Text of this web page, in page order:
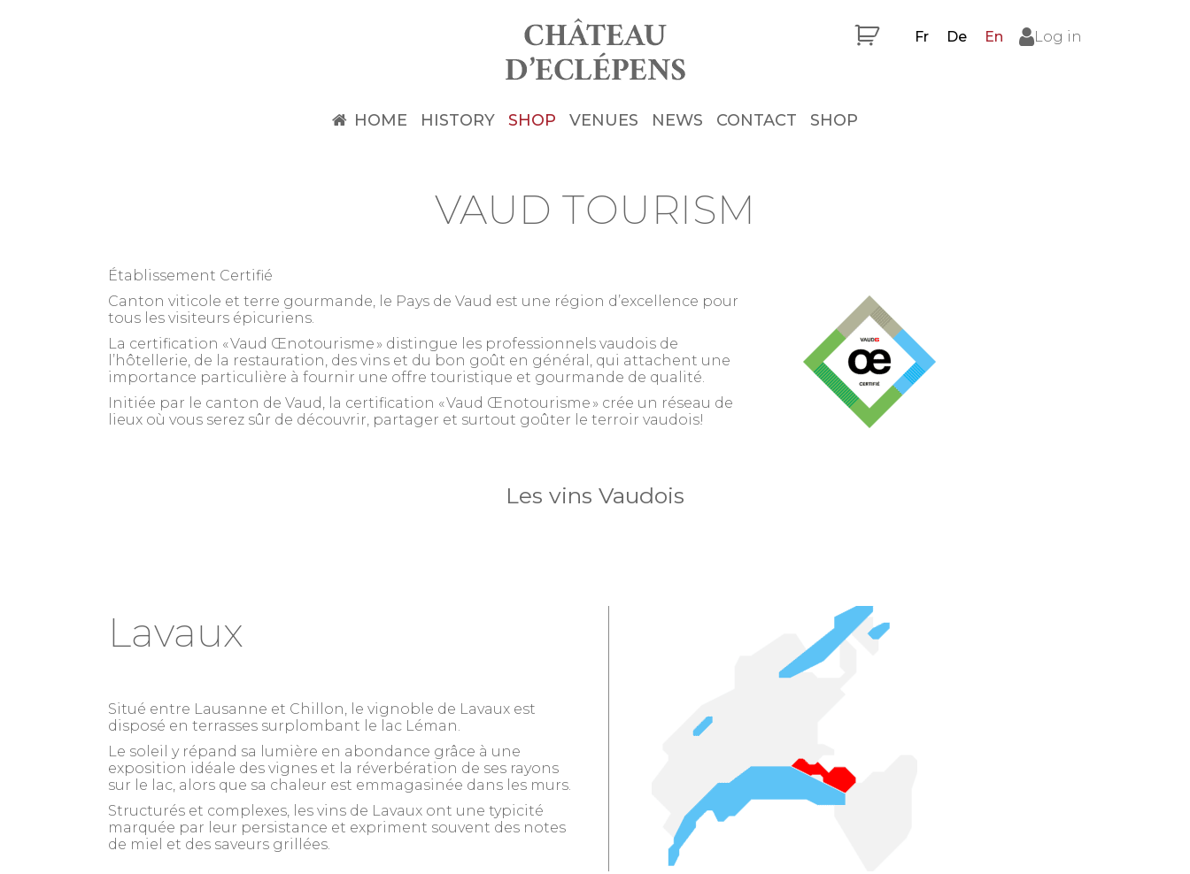
Fr De En Log in
HOME HISTORY SHOP VENUES NEWS CONTACT SHOP
VAUD TOURISM
Établissement Certifié
Canton viticole et terre gourmande, le Pays de Vaud est une région d’excellence pour
tous les visiteurs épicuriens.
La certification « Vaud Œnotourisme » distingue les professionnels vaudois de
l’hôtellerie, de la restauration, des vins et du bon goût en général, qui attachent une
importance particulière à fournir une offre touristique et gourmande de qualité.
Initiée par le canton de Vaud, la certification « Vaud Œnotourisme » crée un réseau de
lieux où vous serez sûr de découvrir, partager et surtout goûter le terroir vaudois!
Les vins Vaudois
Lavaux
Situé entre Lausanne et Chillon, le vignoble de Lavaux est
disposé en terrasses surplombant le lac Léman.
Le soleil y répand sa lumière en abondance grâce à une
exposition idéale des vignes et la réverbération de ses rayons
sur le lac, alors que sa chaleur est emmagasinée dans les murs.
Structurés et complexes, les vins de Lavaux ont une typicité
marquée par leur persistance et expriment souvent des notes
de miel et des saveurs grillées.